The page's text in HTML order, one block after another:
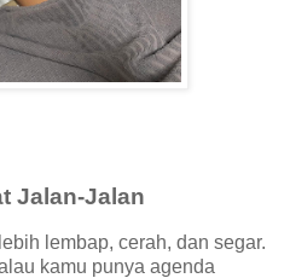
Jalan-Jalan
lembap, cerah, dan segar.
kamu punya agenda